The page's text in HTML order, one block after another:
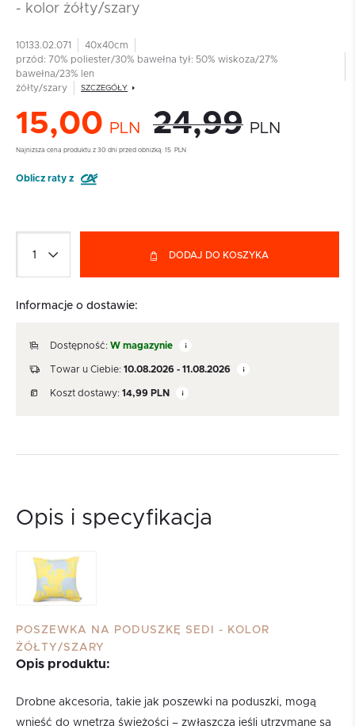
- kolor żółty/szary
10133.02.071
40x40cm
przód: 70% poliester/30% bawełna tył: 50% wiskoza/27%
bawełna/23% len
żółty/szary
SZCZEGÓŁY
15,00 PLN 24,99 PLN
Najnizsza cena produktu z 30 dni przed obniżką: 15 PLN
Oblicz raty z
DODAJ DO KOSZYKA
Informacje o dostawie:
Dostępność: W magazynie
Towar u Ciebie: 10.08.2026 - 11.08.2026
Koszt dostawy: 14,99 PLN
Opis i specyfikacja
POSZEWKA NA PODUSZKĘ SEDI - KOLOR
ŻÓŁTY/SZARY
Opis produktu:
Drobne akcesoria, takie jak poszewki na poduszki, mogą
wnieść do wnętrza świeżości – zwłaszcza jeśli utrzymane są